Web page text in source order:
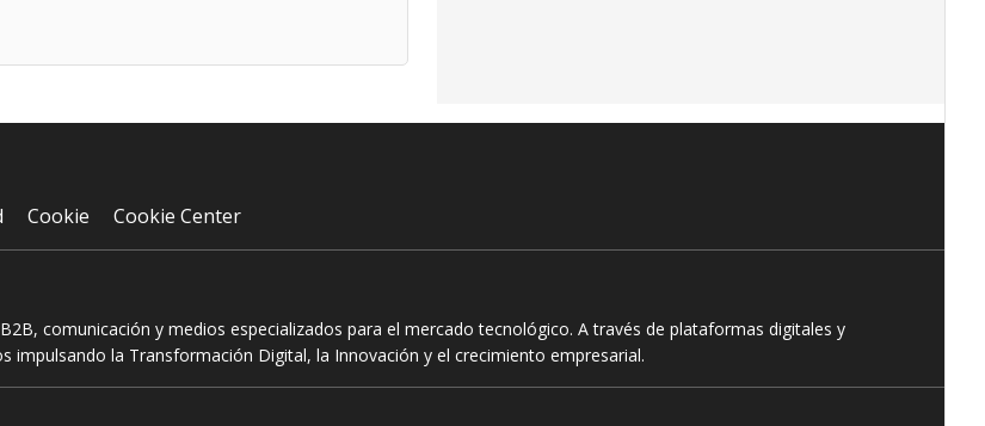
Cookie Cookie Center
comunicación y medios especializados para el mercado tecnológico. A través de plataformas digitales y
la Transformación Digital, la Innovación y el crecimiento empresarial.